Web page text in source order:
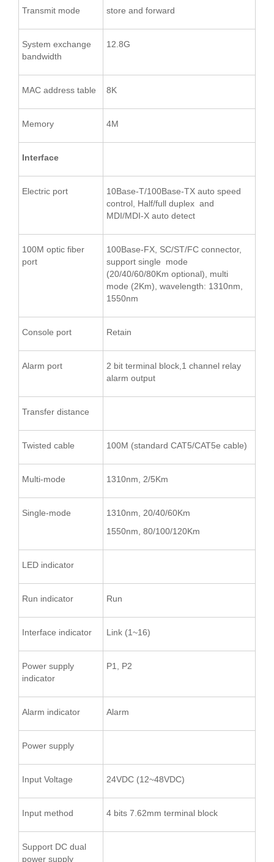
Transmit mode store and forward
System exchange
bandwidth
12.8G
MAC address table 8K
Memory 4M
Interface
Electric port
10Base-T/100Base-TX auto speed
control, Half/full duplex and
MDI/MDI-X auto detect
100M optic fiber
port
100Base-FX, SC/ST/FC connector,
support single mode
(20/40/60/80Km optional), multi
mode (2Km), wavelength: 1310nm,
1550nm
Console port Retain
Alarm port
2 bit terminal block,1 channel relay
alarm output
Transfer distance
Twisted cable 100M (standard CAT5/CAT5e cable)
Multi-mode 1310nm, 2/5Km
Single-mode
1310nm, 20/40/60Km
1550nm, 80/100/120Km
LED indicator
Run indicator Run
Interface indicator Link (1~16)
Power supply
indicator
P1, P2
Alarm indicator Alarm
Power supply
Input Voltage 24VDC (12~48VDC)
Input method 4 bits 7.62mm terminal block
Support DC dual
power supply